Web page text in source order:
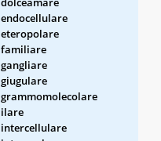
endocellulare
eteropolare
familiare
gangliare
giugulare
grammomolecolare
ilare
intercellulare